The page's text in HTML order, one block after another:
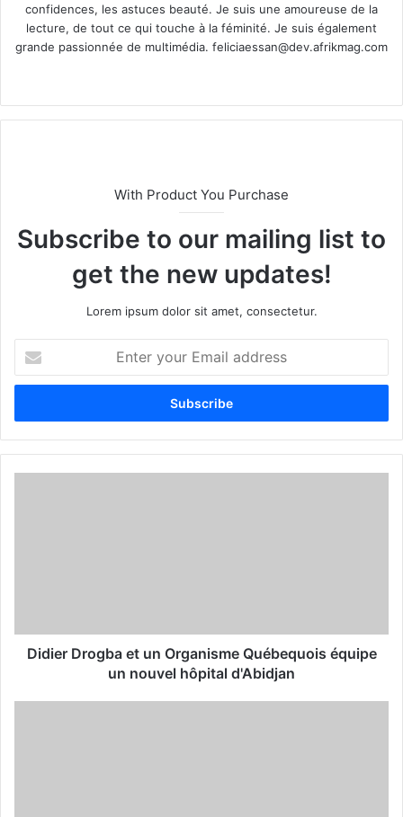
confidences, les astuces beauté. Je suis une amoureuse de la
lecture, de tout ce qui touche à la féminité. Je suis également
grande passionnée de multimédia. feliciaessan@dev.afrikmag.com
te
With Product You Purchase
Subscribe to our mailing list to
get the new updates!
Lorem ipsum dolor sit amet, consectetur.
t
r
y
Didier Drogba et un Organisme Québequois équipe
un nouvel hôpital d'Abidjan